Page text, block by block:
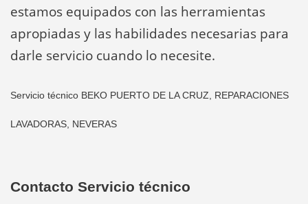
estamos equipados con las herramientas
apropiadas y las habilidades necesarias para
darle servicio cuando lo necesite.
Servicio técnico BEKO PUERTO DE LA CRUZ, REPARACIONES
LAVADORAS, NEVERAS
Contacto Servicio técnico